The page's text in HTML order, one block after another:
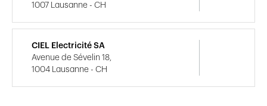
1007 Lausanne - CH
CIEL Electricité SA
Avenue de Sévelin 18,
1004 Lausanne - CH